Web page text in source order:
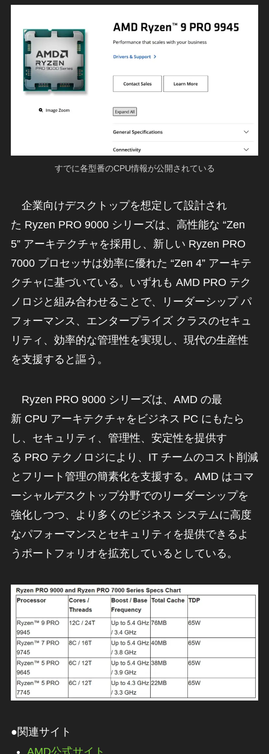
すでに各型番のCPU情報が公開されている
企業向けデスクトップを想定して設計され
た Ryzen PRO 9000 シリーズは、高性能な “Zen
5” アーキテクチャを採用し、新しい Ryzen PRO
7000 プロセッサは効率に優れた “Zen 4” アーキテ
クチャに基づいている。いずれも AMD PRO テク
ノロジと組み合わせることで、リーダーシップ パ
フォーマンス、エンタープライズ クラスのセキュ
リティ、効率的な管理性を実現し、現代の生産性
を支援すると謳う。
Ryzen PRO 9000 シリーズは、AMD の最
新 CPU アーキテクチャをビジネス PC にもたら
し、セキュリティ、管理性、安定性を提供す
る PRO テクノロジにより、IT チームのコスト削減
とフリート管理の簡素化を支援する。AMD はコマ
ーシャルデスクトップ分野でのリーダーシップを
強化しつつ、より多くのビジネス システムに高度
なパフォーマンスとセキュリティを提供できるよ
うポートフォリオを拡充しているとしている。
●関連サイト